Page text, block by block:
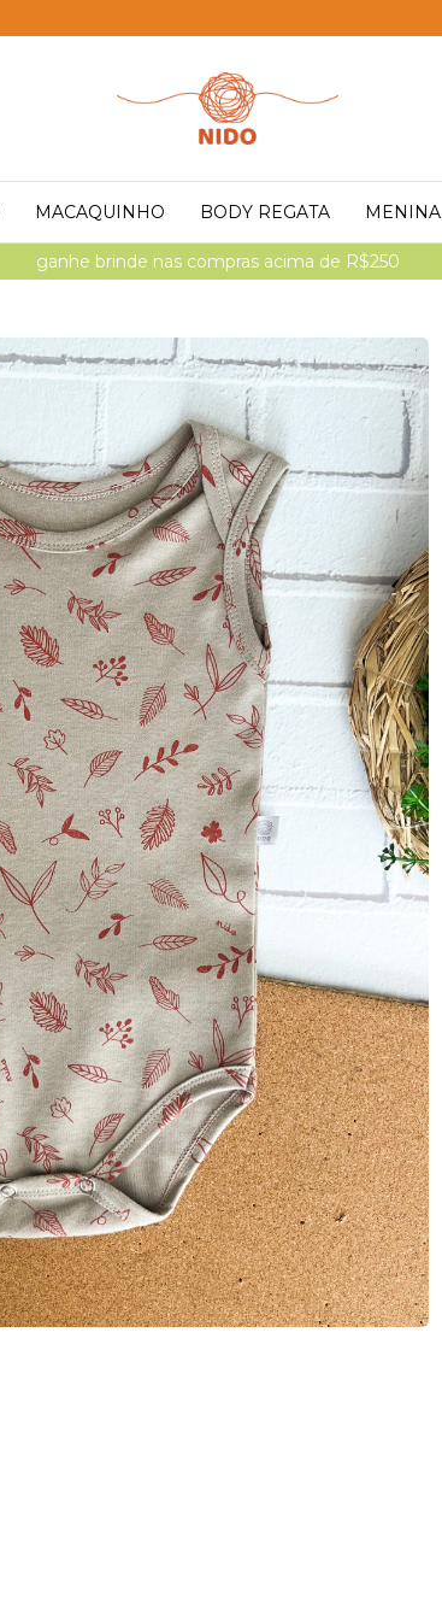
⚠ contém alto risco de se apaixonar
MACAQUINHO BODY REGATA MENINA